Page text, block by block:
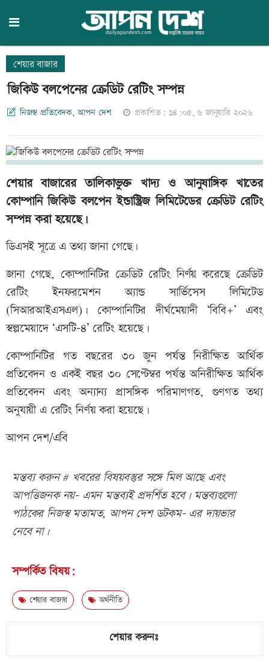
শেয়ার বাজার
জিকিউ বলপেনের ক্রেডিট রেটিং সম্পন্ন
নিজস্ব প্রতিবেদক, আপন দেশ প্রকাশিত: ১৪:০৫, ৬ জানুয়ারি ২০২৬
শেয়ার বাজারের তালিকাভুক্ত খাদ্য ও আনুষাঙ্গিক খাতের
কোম্পানি জিকিউ বলপেন ইন্ডাস্ট্রিজ লিমিটেডের ক্রেডিট রেটিং
সম্পন্ন করা হয়েছে।
ডিএসই সূত্রে এ তথ্য জানা গেছে।
জানা গেছে, কোম্পানিটির ক্রেডিট রেটিং নির্ণয় করেছে ক্রেডিট
রেটিং ইনফরমেশন অ্যান্ড সার্ভিসেস লিমিটেড
(সিআরআইএসএল)। কোম্পানিটির দীর্ঘমেয়াদী ‘বিবি+’ এবং
স্বল্পমেয়াদে ‘এসটি-৪’ রেটিং হয়েছে।
কোম্পানিটির গত বছরের ৩০ জুন পর্যন্ত নিরীক্ষিত আর্থিক
প্রতিবেদন ও একই বছর ৩০ সেপ্টেম্বর পর্যন্ত অনিরীক্ষিত আর্থিক
প্রতিবেদন এবং অন্যান্য প্রাসঙ্গিক পরিমাণগত, গুণগত তথ্য
অনুযায়ী এ রেটিং নির্ণয় করা হয়েছে।
আপন দেশ/এবি
মন্তব্য করুন # খবরের বিষয়বস্তুর সঙ্গে মিল আছে এবং
আপত্তিজনক নয়- এমন মন্তব্যই প্রদর্শিত হবে। মন্তব্যগুলো
পাঠকের নিজস্ব মতামত, আপন দেশ ডটকম- এর দায়ভার
নেবে না।
সম্পর্কিত বিষয়:
শেয়ার বাজার অর্থনীতি
শেয়ার করুনঃ